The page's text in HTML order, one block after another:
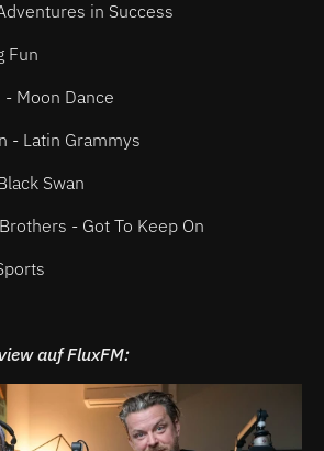
in Success
Fun
Moon Dance
- Latin Grammys
Swan
- Got To Keep On
auf FluxFM: